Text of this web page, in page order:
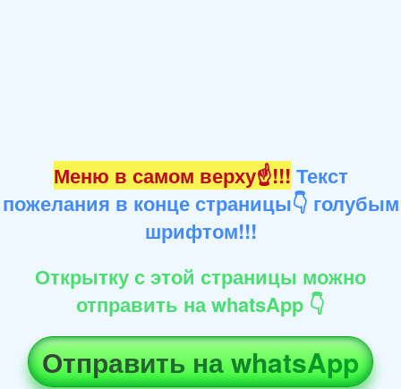
Меню в самом верху☝!!! Текст
пожелания в конце страницы👇 голубым
шрифтом!!!
Открытку с этой страницы можно
отправить на whatsApp 👇
Отправить на whatsApp